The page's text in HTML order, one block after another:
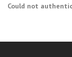
Could not